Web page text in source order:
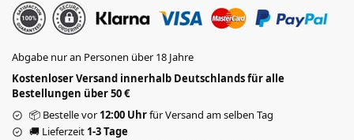
Abgabe nur an Personen über 18 Jahre
Kostenloser Versand innerhalb Deutschlands für alle
Bestellungen über 50 €
📦 Bestelle vor12:00 Uhrfür Versand am selben Tag
🚚 Lieferzeit 1-3 Tage